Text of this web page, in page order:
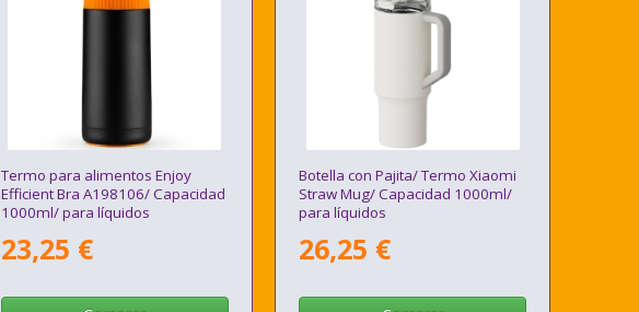
Termo para alimentos Enjoy
Efficient Bra A198106/ Capacidad
1000ml/ para líquidos
23,25 €
Botella con Pajita/ Termo Xiaomi
Straw Mug/ Capacidad 1000ml/
para líquidos
26,25 €